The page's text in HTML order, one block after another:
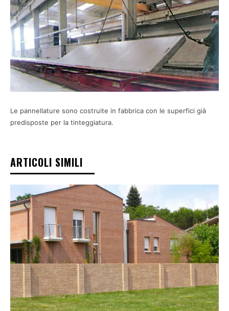
Le pannellature sono costruite in fabbrica con le superfici già
predisposte per la tinteggiatura.
ARTICOLI SIMILI